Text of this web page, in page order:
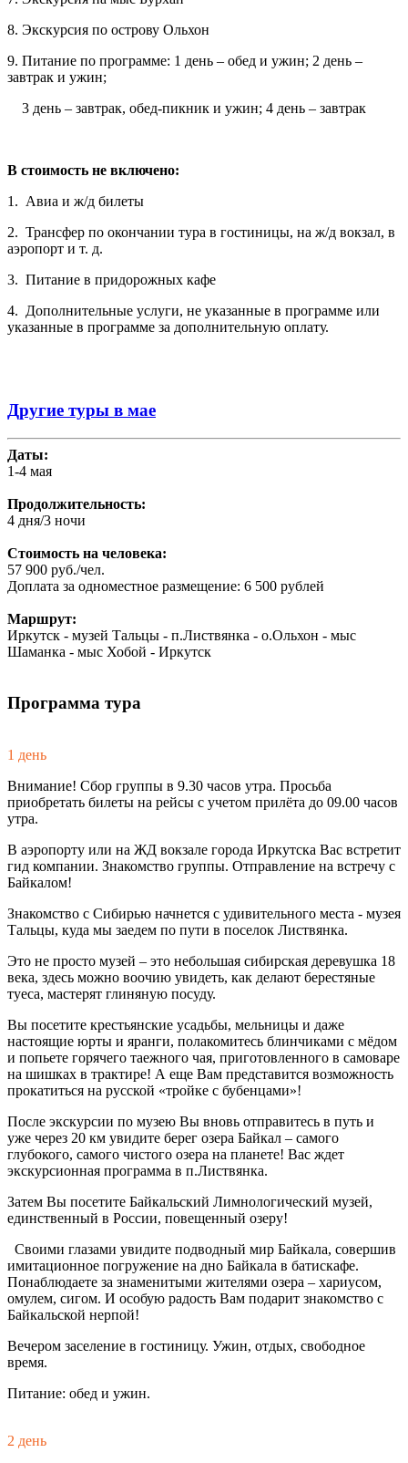
8. Экскурсия по острову Ольхон
9. Питание по программе: 1 день – обед и ужин; 2 день –
завтрак и ужин;
3 день – завтрак, обед-пикник и ужин; 4 день – завтрак
В стоимость не включено:
1. Авиа и ж/д билеты
2. Трансфер по окончании тура в гостиницы, на ж/д вокзал, в
аэропорт и т. д.
3. Питание в придорожных кафе
4. Дополнительные услуги, не указанные в программе или
указанные в программе за дополнительную оплату.
Другие туры в мае
Даты:
1-4 мая
Продолжительность:
4 дня/3 ночи
Стоимость на человека:
57 900 руб./чел.
Доплата за одноместное размещение: 6 500 рублей
Маршрут:
Иркутск - музей Тальцы - п.Листвянка - о.Ольхон - мыс
Шаманка - мыс Хобой - Иркутск
Программа тура
1 день
Внимание! Сбор группы в 9.30 часов утра. Просьба
приобретать билеты на рейсы с учетом прилёта до 09.00 часов
утра.
В аэропорту или на ЖД вокзале города Иркутска Вас встретит
гид компании. Знакомство группы. Отправление на встречу с
Байкалом!
Знакомство с Сибирью начнется с удивительного места - музея
Тальцы, куда мы заедем по пути в поселок Листвянка.
Это не просто музей – это небольшая сибирская деревушка 18
века, здесь можно воочию увидеть, как делают берестяные
туеса, мастерят глиняную посуду.
Вы посетите крестьянские усадьбы, мельницы и даже
настоящие юрты и яранги, полакомитесь блинчиками с мёдом
и попьете горячего таежного чая, приготовленного в самоваре
на шишках в трактире! А еще Вам представится возможность
прокатиться на русской «тройке с бубенцами»!
После экскурсии по музею Вы вновь отправитесь в путь и
уже через 20 км увидите берег озера Байкал – самого
глубокого, самого чистого озера на планете! Вас ждет
экскурсионная программа в п.Листвянка.
Затем Вы посетите Байкальский Лимнологический музей,
единственный в России, повещенный озеру!
Своими глазами увидите подводный мир Байкала, совершив
имитационное погружение на дно Байкала в батискафе.
Понаблюдаете за знаменитыми жителями озера – хариусом,
омулем, сигом. И особую радость Вам подарит знакомство с
Байкальской нерпой!
Вечером заселение в гостиницу. Ужин, отдых, свободное
время.
Питание: обед и ужин.
2 день